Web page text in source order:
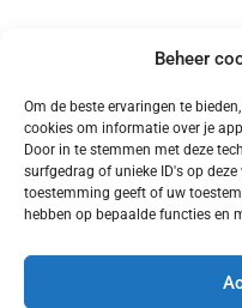
Beheer
Om de beste ervaringen te
cookies om informatie over je
Door in te stemmen met deze
surfgedrag of unieke ID's op
toestemming geeft of uw
hebben op bepaalde functies en